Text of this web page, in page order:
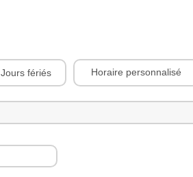
Jours fériés Horaire personnalisé